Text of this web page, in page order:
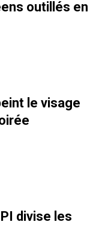
outillés en
le visage
divise les